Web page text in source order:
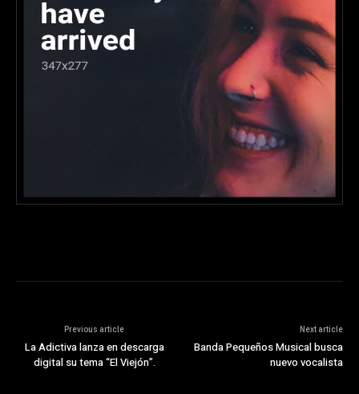
Previous article
La Adictiva lanza en descarga
digital su tema “El Viejón”.
Next article
Banda Pequeños Musical busca
nuevo vocalista